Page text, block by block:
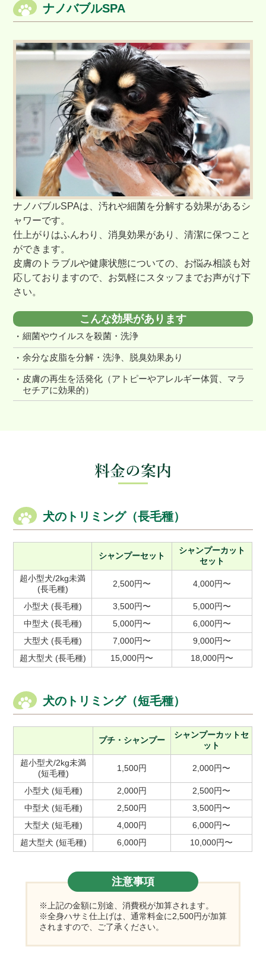
ナノバブルSPA
ナノバブルSPAは、汚れや細菌を分解する効果があるシ
ャワーです。
仕上がりはふんわり、消臭効果があり、清潔に保つこと
ができます。
皮膚のトラブルや健康状態についての、お悩み相談も対
応しておりますので、お気軽にスタッフまでお声がけ下
さい。
こんな効果があります
細菌やウイルスを殺菌・洗浄
余分な皮脂を分解・洗浄、脱臭効果あり
皮膚の再生を活発化（アトピーやアレルギー体質、マラ
セチアに効果的）
料金の案内
犬のトリミング（長毛種）
シャンプーセット
シャンプーカット
セット
超小型犬/2kg未満
(長毛種)
2,500円〜 4,000円〜
小型犬 (長毛種) 3,500円〜
5,000円〜
中型犬 (長毛種)
5,000円〜
6,000円〜
大型犬 (長毛種)
7,000円〜
9,000円〜
超大型犬 (長毛種)
15,000円〜 18,000円〜
犬のトリミング（短毛種）
プチ・シャンプー
シャンプーカットセ
ット
超小型犬/2kg未満
(短毛種)
1,500円 2,000円〜
小型犬 (短毛種) 2,000円
2,500円〜
中型犬 (短毛種)
2,500円
3,500円〜
大型犬 (短毛種)
4,000円
6,000円〜
超大型犬 (短毛種)
6,000円 10,000円〜
注意事項
※上記の金額に別途、消費税が加算されます。
※全身ハサミ仕上げは、通常料金に2,500円が加算
されますので、ご了承ください。